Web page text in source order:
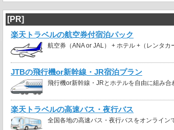
[PR]
楽天トラベルの航空券付宿泊パック
航空券（ANA or JAL） + ホテル +（レンタカ
JTBの飛行機or新幹線・JR宿泊プラン
飛行機or新幹線・JRとホテルを自由に組み合
楽天トラベルの高速バス・夜行バス
全国各地の高速バス・夜行バスをオンライン